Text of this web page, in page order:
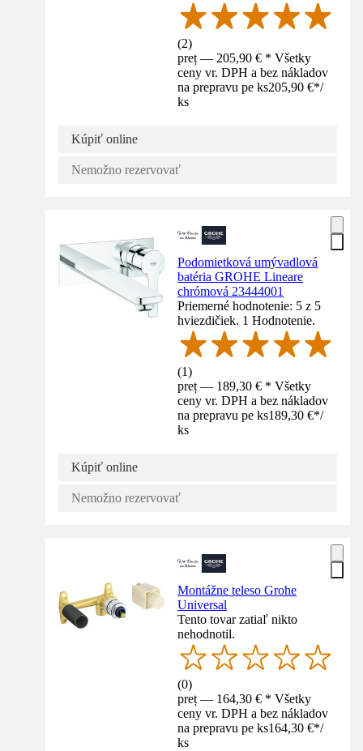
(2)
preț — 205,90 € * Všetky
ceny vr. DPH a bez nákladov
na prepravu pe ks205,90 €*/
ks
Kúpiť online
Nemožno rezervovať
Podomietková umývadlová
batéria GROHE Lineare
chrómová 23444001
Priemerné hodnotenie: 5 z 5
hviezdičiek. 1 Hodnotenie.
(1)
preț — 189,30 € * Všetky
ceny vr. DPH a bez nákladov
na prepravu pe ks189,30 €*/
ks
Kúpiť online
Nemožno rezervovať
Montážne teleso Grohe
Universal
Tento tovar zatiaľ nikto
nehodnotil.
(0)
preț — 164,30 € * Všetky
ceny vr. DPH a bez nákladov
na prepravu pe ks164,30 €*/
ks